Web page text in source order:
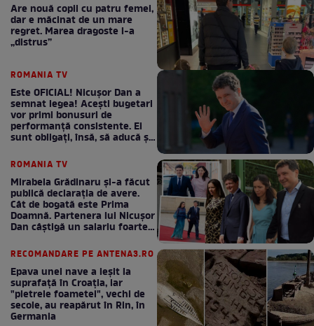
Are nouă copii cu patru femei,
dar e măcinat de un mare
regret. Marea dragoste l-a
„distrus”
ROMANIA TV
Este OFICIAL! Nicușor Dan a
semnat legea! Acești bugetari
vor primi bonusuri de
performanță consistente. Ei
sunt obligați, însă, să aducă și
ROMANIA TV
Mirabela Grădinaru și-a făcut
publică declarația de avere.
Cât de bogată este Prima
Doamnă. Partenera lui Nicușor
Dan câștigă un salariu foarte
RECOMANDARE PE ANTENA3.RO
Epava unei nave a ieșit la
suprafață în Croația, iar
"pietrele foametei", vechi de
secole, au reapărut în Rin, în
Germania